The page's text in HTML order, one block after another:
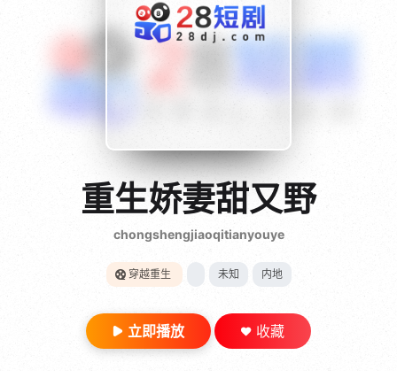
{if condition="$obj.vod_points
gt 0"}
28短剧
重生娇妻甜又野
chongshengjiaoqitianyouye
穿越重生 未知 内地
立即播放 收藏